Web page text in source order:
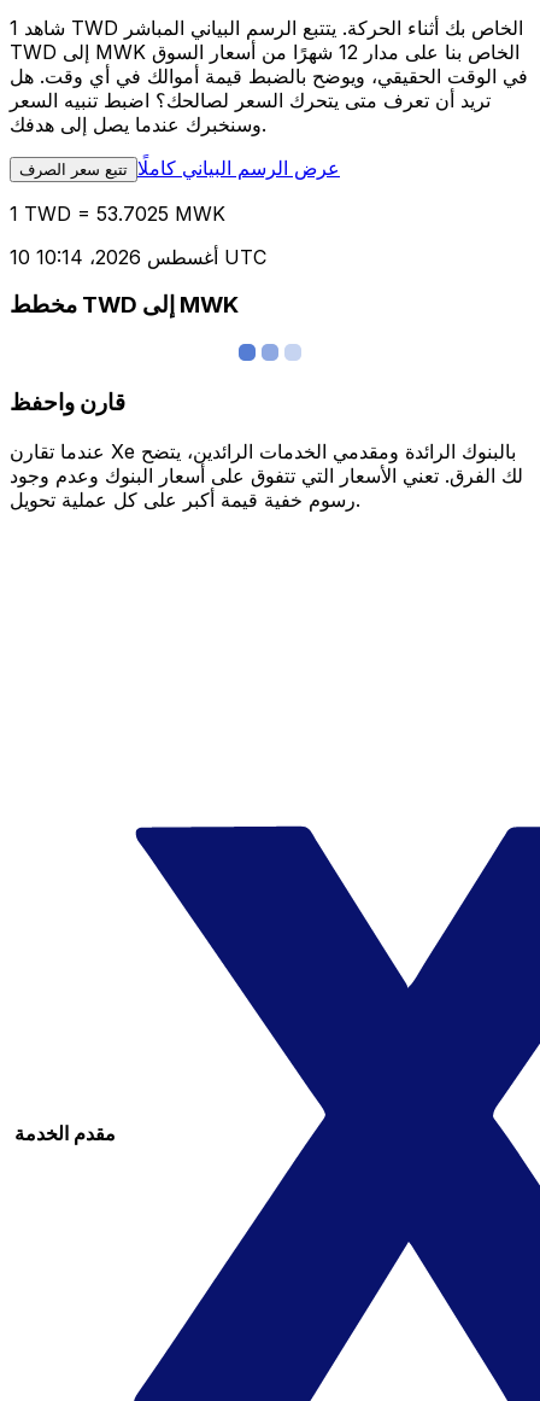
شاهد 1 TWD الخاص بك أثناء الحركة. يتتبع الرسم البياني المباشر
TWD إلى MWK الخاص بنا على مدار 12 شهرًا من أسعار السوق
في الوقت الحقيقي، ويوضح بالضبط قيمة أموالك في أي وقت. هل
تريد أن تعرف متى يتحرك السعر لصالحك؟ اضبط تنبيه السعر
وسنخبرك عندما يصل إلى هدفك.
تتبع سعر الصرف عرض الرسم البياني كاملًا
1 TWD = 53.7025 MWK
10 أغسطس 2026، 10:14 UTC
مخطط TWD إلى MWK
قارن واحفظ
عندما تقارن Xe بالبنوك الرائدة ومقدمي الخدمات الرائدين، يتضح
لك الفرق. تعني الأسعار التي تتفوق على أسعار البنوك وعدم وجود
رسوم خفية قيمة أكبر على كل عملية تحويل.
مقدم الخدمة